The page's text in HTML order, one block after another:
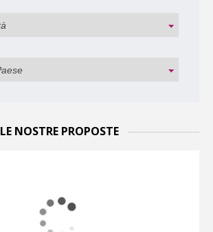
LE NOSTRE PROPOSTE